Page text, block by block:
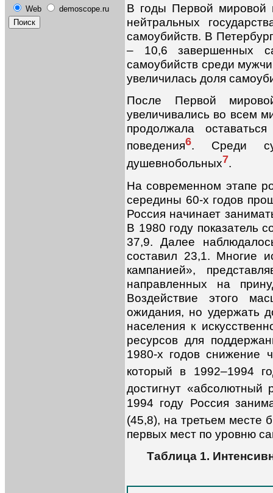
Web demoscope.ru
В годы Первой мировой
нейтральных
самоубийств. В
– 10,6 завершенных
самоубийств среди
увеличилась доля
После Первой
увеличивались во всем
продолжала
поведения6. Среди
душевнобольных7.
На современном этапе
середины 60-х годов
Россия начинает
В 1980 году показатель
37,9. Далее
составил 23,1. Многие
кампанией»,
направленных на
Воздействие этого
ожидания, но удержать
населения к
ресурсов для
1980-х годов снижение
который в 1992–1994
достигнут
1994 году Россия
(45,8), на третьем месте
первых мест по уровню
Таблица 1.